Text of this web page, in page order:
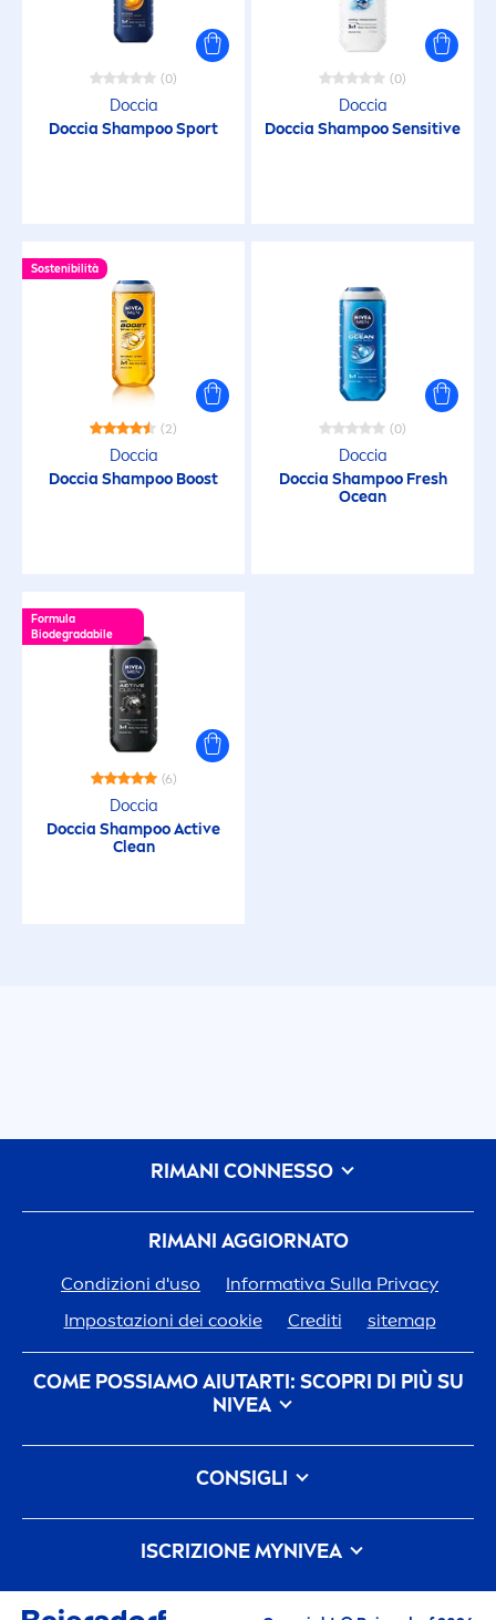
APPLICA
(0)
Doccia
Doccia Shampoo Sport
(0)
Doccia
Doccia ShampooSensitive
Sostenibilità
(2)
Doccia
Doccia Shampoo Boost
(0)
Doccia
Doccia Shampoo Fresh
Ocean
Formula
Biodegradabile
(6)
Doccia
Doccia ShampooActive
Clean
RIMANI AGGIORNATO
Condizioni d'uso
Informativa Sulla Privacy
Impostazioni dei cookie
Crediti sitemap
COME POSSIAMO AIUTARTI: SCOPRI DI PIÙ SU
NIVEA
Storia del Marchio
Opportunità di Lavoro in Beiersdorf
L'impegno DiNiveaPer Il Nostro Pianeta
FAQ
Contattaci
CONSIGLI
Come eliminare le macchie scure sulla pelle: cause,
cura e prevenzione
ISCRIZIONE MYNIVEA
Iscriviti alla Community MyNIVEAper ricevere
RIMANI CONNESSO